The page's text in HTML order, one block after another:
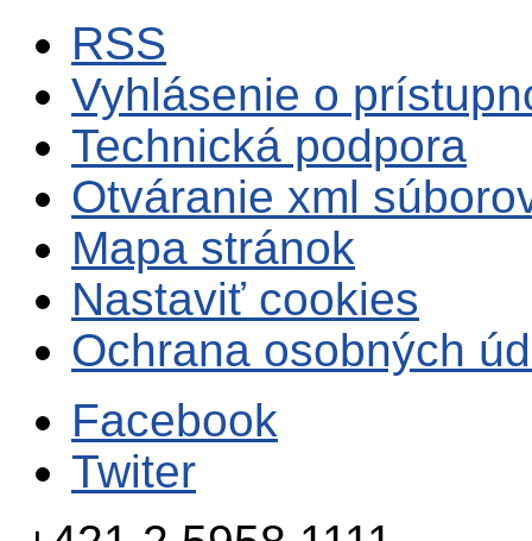
RSS
Vyhlásenie o
Technická podpora
Otváranie xml
Mapa stránok
Nastaviť cookies
Ochrana osobných
Facebook
Twiter